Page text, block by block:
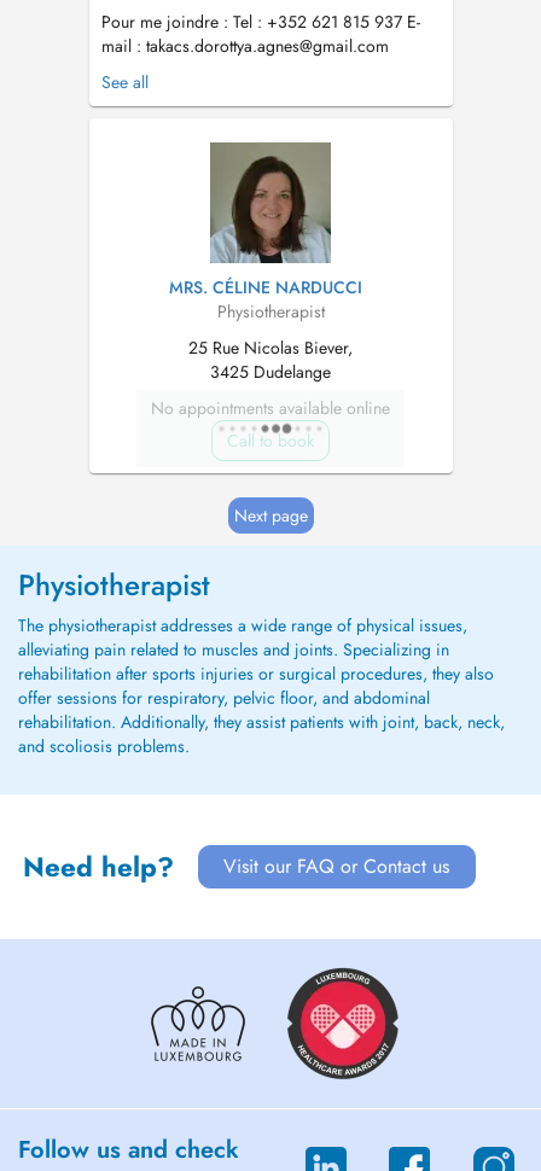
Pour me joindre : Tel : +352 621 815 937 E-
mail : takacs.dorottya.agnes@gmail.com
Masseur-Kinésithérapeute diplômée d'Etat de
l'Institut de Formation en Masso-Kinésithérapie
du sport, rééducation vestibulaire, cervicalgies
et dorsalgies, pilate...
See all
MRS. CÉLINE NARDUCCI
Physiotherapist
25 Rue Nicolas Biever,
3425 Dudelange
No appointments available online
Call to book
Next page
Physiotherapist
The physiotherapist addresses a wide range of physical issues,
alleviating pain related to muscles and joints. Specializing in
rehabilitation after sports injuries or surgical procedures, they also
offer sessions for respiratory, pelvic floor, and abdominal
rehabilitation. Additionally, they assist patients with joint, back, neck,
and scoliosis problems.
Need help? Visit our FAQ or Contact us
Follow us and check